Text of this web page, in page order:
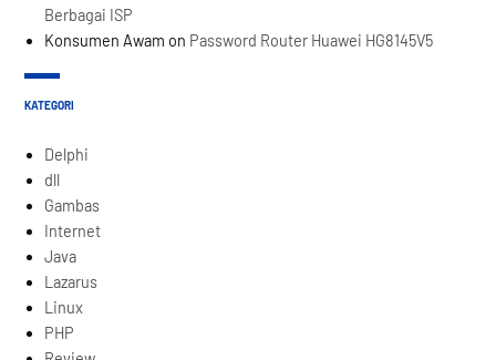
Berbagai ISP
Konsumen Awam on Password Router Huawei HG8145V5
KATEGORI
Delphi
dll
Gambas
Internet
Java
Lazarus
Linux
PHP